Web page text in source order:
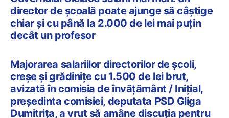
director de școală poate ajunge să câștige
chiar și cu până la 2.000 de lei mai puțin
decât un profesor
Majorarea salariilor directorilor de școli,
creșe și grădinițe cu 1.500 de lei brut,
avizată în comisia de învățământ / Inițial,
președinta comisiei, deputata PSD Gliga
Dumitrița, a vrut să amâne discuția pentru